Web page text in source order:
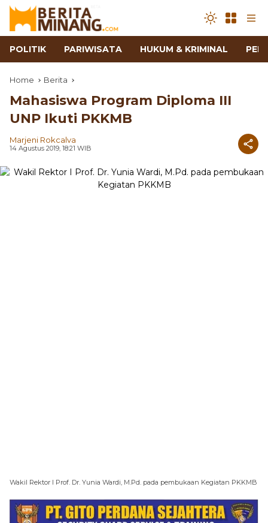
POLITIK PARIWISATA HUKUM & KRIMINAL
Home Berita
Mahasiswa Program Diploma III
UNP Ikuti PKKMB
Marjeni Rokcalva
14 Agustus 2019, 18:21 WIB
Wakil Rektor I Prof. Dr. Yunia Wardi, M.Pd. pada pembukaan Kegiatan PKKMB